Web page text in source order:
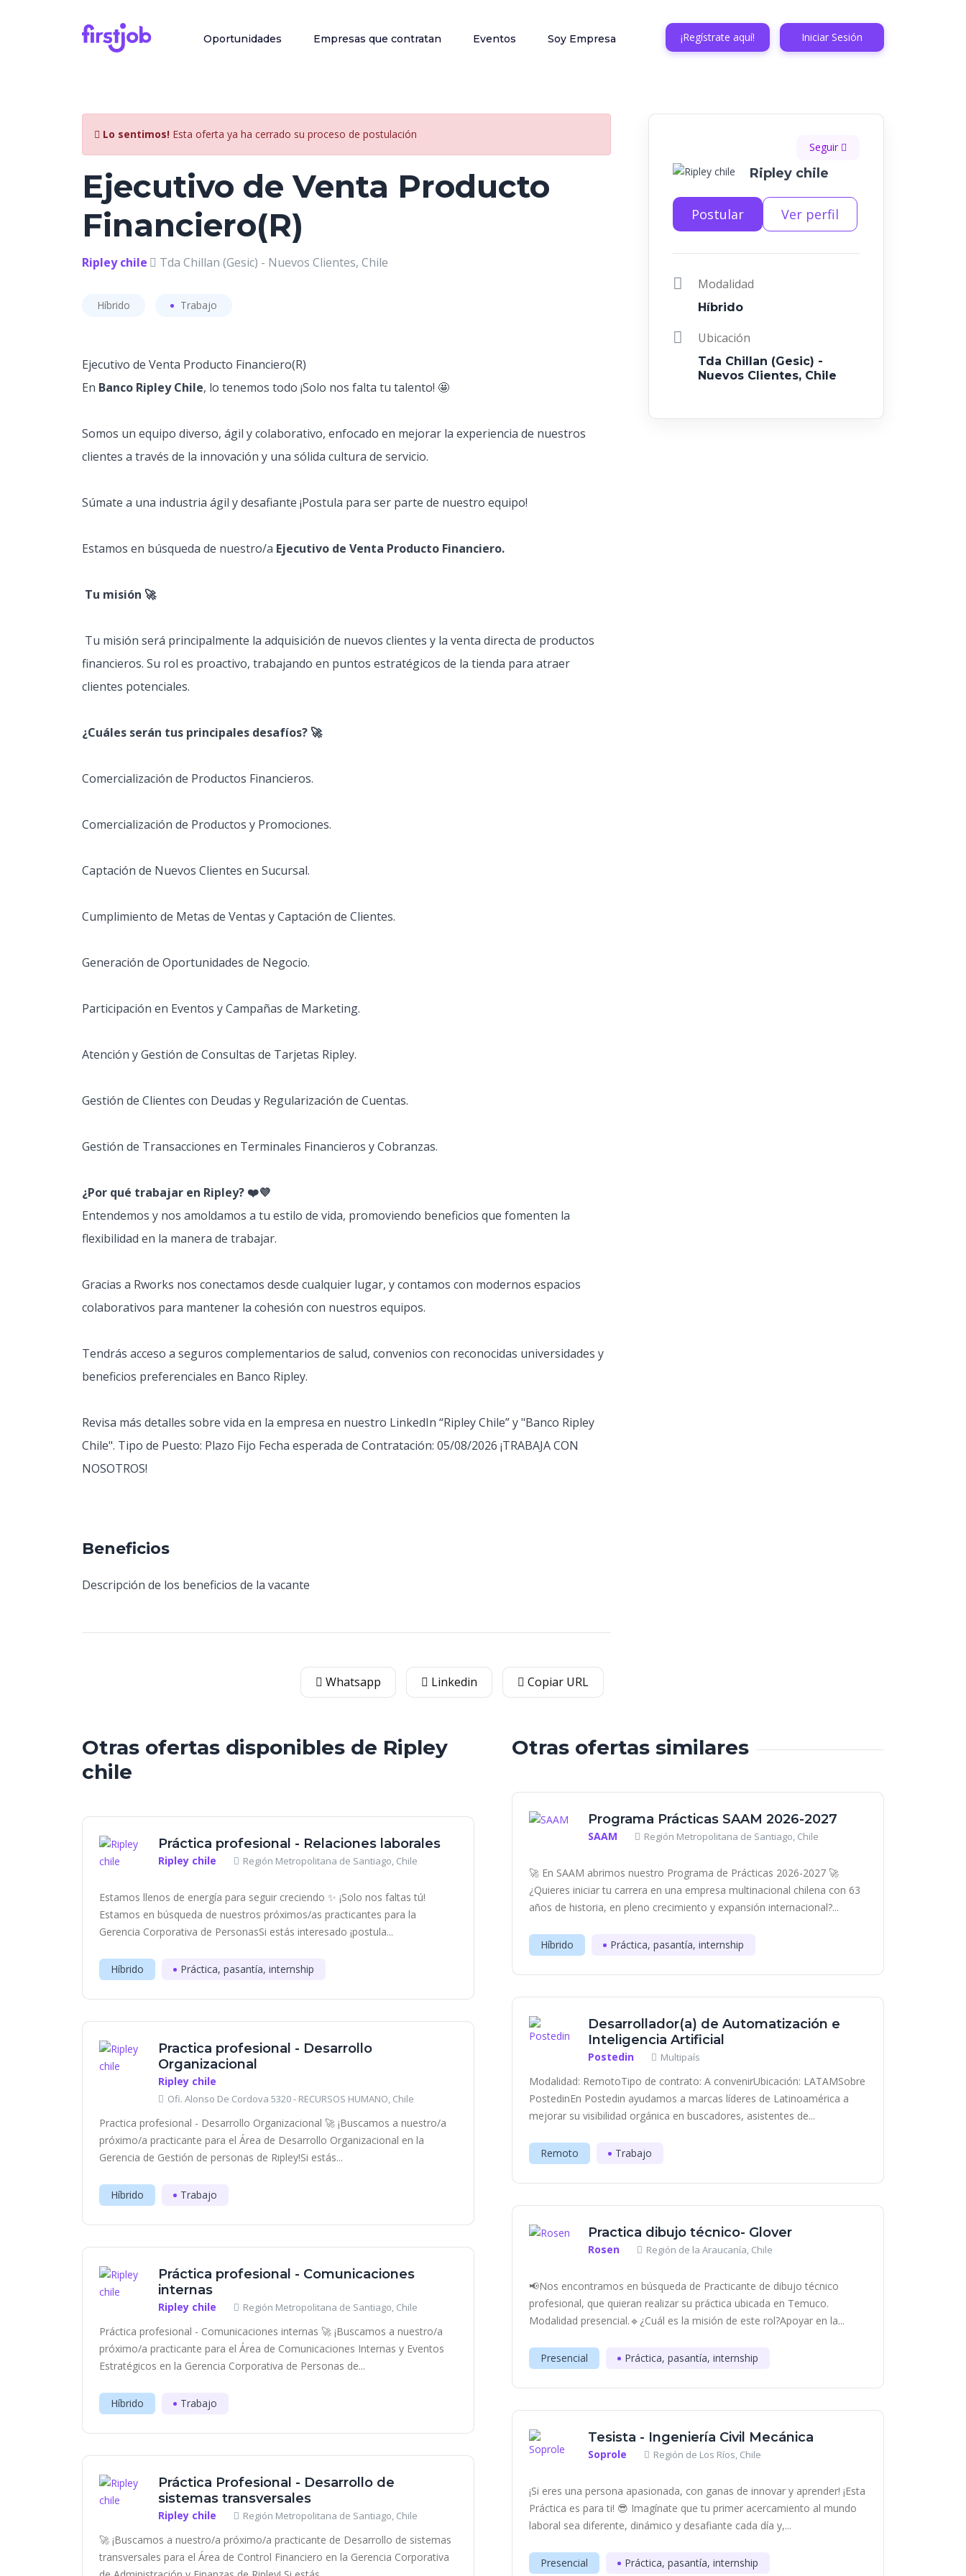
Oportunidades Empresas que contratan Eventos Soy Empresa ¡Regístrate aquí! Iniciar Sesión
Lo sentimos! Esta oferta ya ha cerrado su proceso de postulación
Ejecutivo de Venta Producto
Financiero(R)
Ripley chile Tda Chillan (Gesic) - Nuevos Clientes, Chile
Híbrido Trabajo
Ejecutivo de Venta Producto Financiero(R)
En Banco Ripley Chile, lo tenemos todo ¡Solo nos falta tu talento! 🤩
Somos un equipo diverso, ágil y colaborativo, enfocado en mejorar la experiencia de nuestros
clientes a través de la innovación y una sólida cultura de servicio.
Súmate a una industria ágil y desafiante ¡Postula para ser parte de nuestro equipo!
Estamos en búsqueda de nuestro/a Ejecutivo de Venta Producto Financiero.
Tu misión 🚀
Tu misión será principalmente la adquisición de nuevos clientes y la venta directa de productos
financieros. Su rol es proactivo, trabajando en puntos estratégicos de la tienda para atraer
clientes potenciales.
¿Cuáles serán tus principales desafíos? 🚀
Comercialización de Productos Financieros.
Comercialización de Productos y Promociones.
Captación de Nuevos Clientes en Sucursal.
Cumplimiento de Metas de Ventas y Captación de Clientes.
Generación de Oportunidades de Negocio.
Participación en Eventos y Campañas de Marketing.
Atención y Gestión de Consultas de Tarjetas Ripley.
Gestión de Clientes con Deudas y Regularización de Cuentas.
Gestión de Transacciones en Terminales Financieros y Cobranzas.
¿Por qué trabajar en Ripley? ❤️💜
Entendemos y nos amoldamos a tu estilo de vida, promoviendo beneficios que fomenten la
flexibilidad en la manera de trabajar.
Gracias a Rworks nos conectamos desde cualquier lugar, y contamos con modernos espacios
colaborativos para mantener la cohesión con nuestros equipos.
Tendrás acceso a seguros complementarios de salud, convenios con reconocidas universidades y
beneficios preferenciales en Banco Ripley.
Revisa más detalles sobre vida en la empresa en nuestro LinkedIn “Ripley Chile” y "Banco Ripley
Chile". Tipo de Puesto: Plazo Fijo Fecha esperada de Contratación: 05/08/2026 ¡TRABAJA CON
NOSOTROS!
Beneficios
Descripción de los beneficios de la vacante
Whatsapp Linkedin Copiar URL
Seguir
Ripley chile
Postular Ver perfil
Modalidad
Híbrido
Ubicación
Tda Chillan (Gesic) -
Nuevos Clientes, Chile
Otras ofertas disponibles de Ripley
chile
Práctica profesional - Relaciones laborales
Ripley chile Región Metropolitana de Santiago, Chile
Estamos llenos de energía para seguir creciendo ✨ ¡Solo nos faltas tú!
Estamos en búsqueda de nuestros próximos/as practicantes para la
Gerencia Corporativa de PersonasSi estás interesado ¡postula...
Híbrido Práctica, pasantía, internship
Practica profesional - Desarrollo
Organizacional
Ripley chile
Ofi. Alonso De Cordova 5320 - RECURSOS HUMANO, Chile
Practica profesional - Desarrollo Organizacional 🚀 ¡Buscamos a nuestro/a
próximo/a practicante para el Área de Desarrollo Organizacional en la
Gerencia de Gestión de personas de Ripley!Si estás...
Híbrido Trabajo
Práctica profesional - Comunicaciones
internas
Ripley chile Región Metropolitana de Santiago, Chile
Práctica profesional - Comunicaciones internas 🚀 ¡Buscamos a nuestro/a
próximo/a practicante para el Área de Comunicaciones Internas y Eventos
Estratégicos en la Gerencia Corporativa de Personas de...
Híbrido Trabajo
Práctica Profesional - Desarrollo de
sistemas transversales
Ripley chile Región Metropolitana de Santiago, Chile
🚀 ¡Buscamos a nuestro/a próximo/a practicante de Desarrollo de sistemas
transversales para el Área de Control Financiero en la Gerencia Corporativa
Otras ofertas similares
Programa Prácticas SAAM 2026-2027
SAAM Región Metropolitana de Santiago, Chile
🚀 En SAAM abrimos nuestro Programa de Prácticas 2026-2027 🚀
¿Quieres iniciar tu carrera en una empresa multinacional chilena con 63
años de historia, en pleno crecimiento y expansión internacional?...
Híbrido Práctica, pasantía, internship
Desarrollador(a) de Automatización e
Inteligencia Artificial
Postedin Multipaís
Modalidad: RemotoTipo de contrato: A convenirUbicación: LATAMSobre
PostedinEn Postedin ayudamos a marcas líderes de Latinoamérica a
mejorar su visibilidad orgánica en buscadores, asistentes de...
Remoto Trabajo
Practica dibujo técnico- Glover
Rosen Región de la Araucanía, Chile
📢Nos encontramos en búsqueda de Practicante de dibujo técnico
profesional, que quieran realizar su práctica ubicada en Temuco.
Modalidad presencial.🔹¿Cuál es la misión de este rol?Apoyar en la...
Presencial Práctica, pasantía, internship
Tesista - Ingeniería Civil Mecánica
Soprole Región de Los Ríos, Chile
¡Si eres una persona apasionada, con ganas de innovar y aprender! ¡Esta
Práctica es para ti! 😎 Imagínate que tu primer acercamiento al mundo
laboral sea diferente, dinámico y desafiante cada día y,...
Presencial Práctica, pasantía, internship